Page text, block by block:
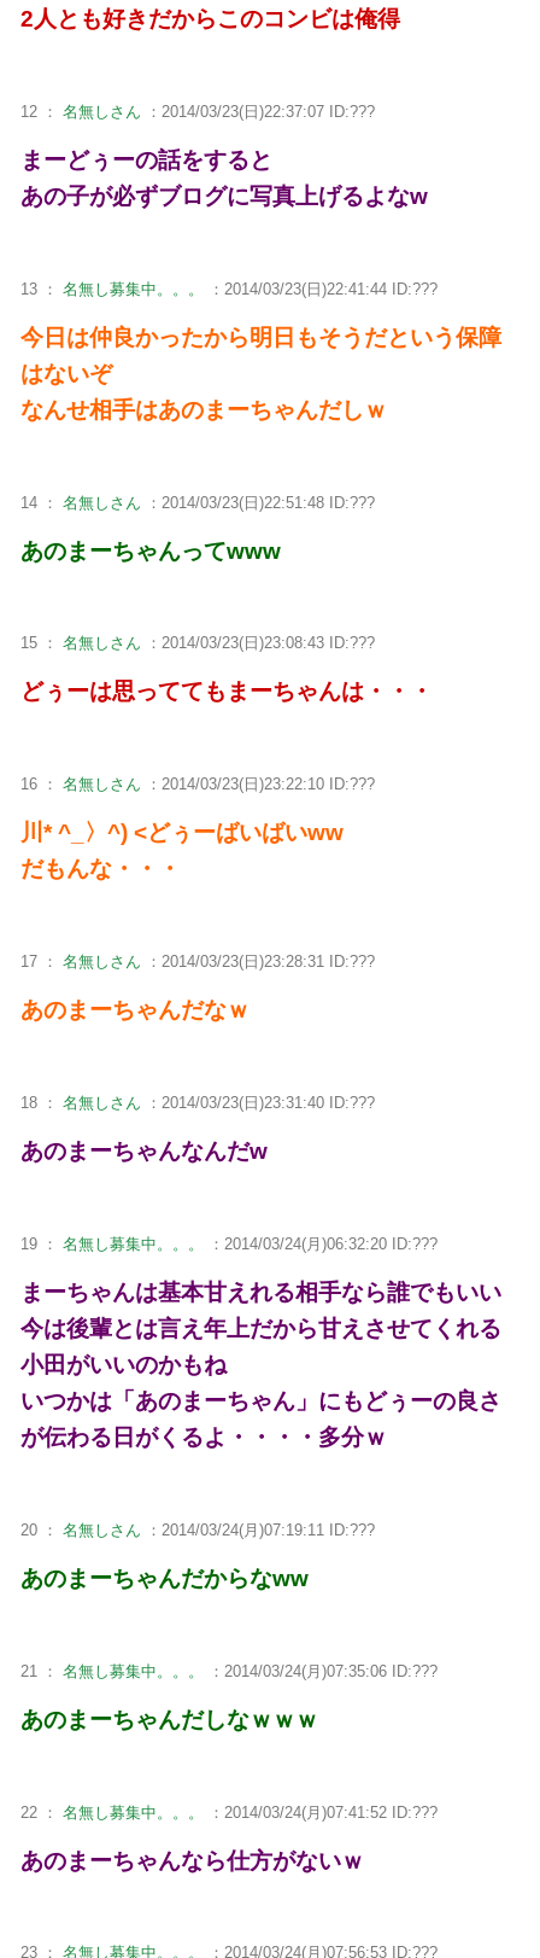
2人とも好きだからこのコンビは俺得
12 ： 名無しさん ：2014/03/23(日)22:37:07 ID:???
まーどぅーの話をすると
あの子が必ずブログに写真上げるよなw
13 ： 名無し募集中。。。 ：2014/03/23(日)22:41:44 ID:???
今日は仲良かったから明日もそうだという保障
はないぞ
なんせ相手はあのまーちゃんだしｗ
14 ： 名無しさん ：2014/03/23(日)22:51:48 ID:???
あのまーちゃんってwww
15 ： 名無しさん ：2014/03/23(日)23:08:43 ID:???
どぅーは思っててもまーちゃんは・・・
16 ： 名無しさん ：2014/03/23(日)23:22:10 ID:???
川* ^_〉^) <どぅーばいばいww
だもんな・・・
17 ： 名無しさん ：2014/03/23(日)23:28:31 ID:???
あのまーちゃんだなｗ
18 ： 名無しさん ：2014/03/23(日)23:31:40 ID:???
あのまーちゃんなんだw
19 ： 名無し募集中。。。 ：2014/03/24(月)06:32:20 ID:???
まーちゃんは基本甘えれる相手なら誰でもいい
今は後輩とは言え年上だから甘えさせてくれる
小田がいいのかもね
いつかは「あのまーちゃん」にもどぅーの良さ
が伝わる日がくるよ・・・・多分ｗ
20 ： 名無しさん ：2014/03/24(月)07:19:11 ID:???
あのまーちゃんだからなww
21 ： 名無し募集中。。。 ：2014/03/24(月)07:35:06 ID:???
あのまーちゃんだしなｗｗｗ
22 ： 名無し募集中。。。 ：2014/03/24(月)07:41:52 ID:???
あのまーちゃんなら仕方がないｗ
23 ： 名無し募集中。。。 ：2014/03/24(月)07:56:53 ID:???